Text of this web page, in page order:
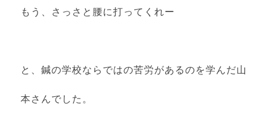
もう、さっさと腰に打ってくれー
と、鍼の学校ならではの苦労があるのを学んだ山
本さんでした。